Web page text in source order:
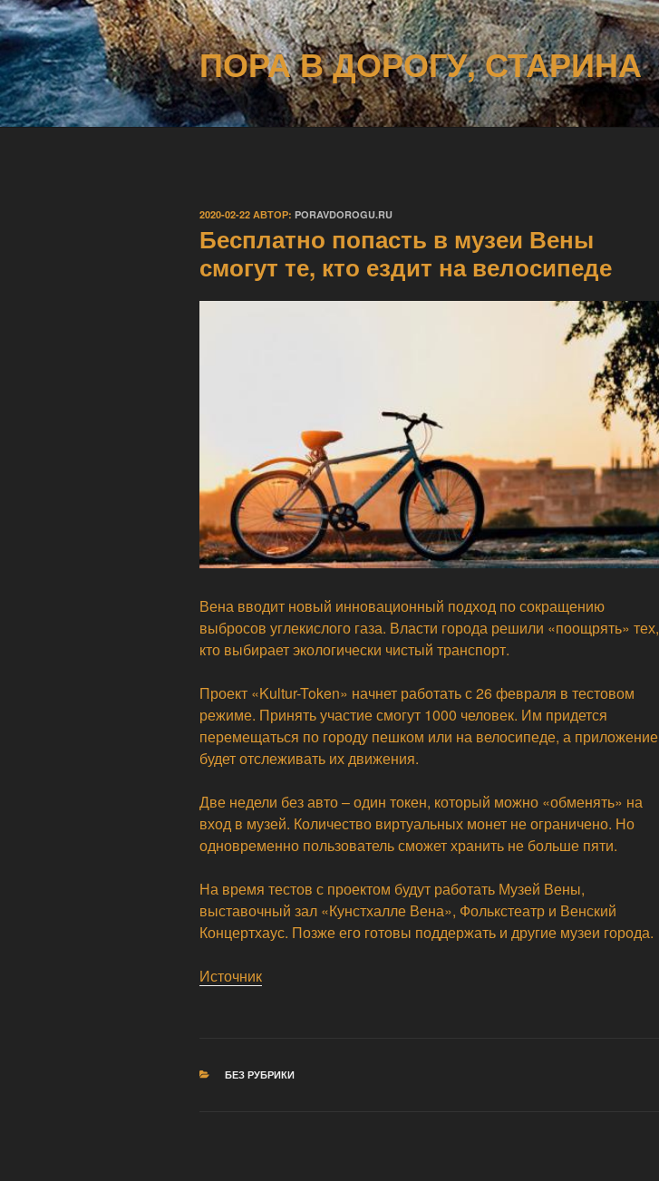
Перейти
к
содержимому
ПОРА В ДОРОГУ, СТАРИНА
ОПУБЛИКОВАНО
2020-02-22 АВТОР: PORAVDOROGU.RU
Бесплатно попасть в музеи Вены
смогут те, кто ездит на велосипеде
Вена вводит новый инновационный подход по сокращению
выбросов углекислого газа. Власти города решили «поощрять» тех,
кто выбирает экологически чистый транспорт.
Проект «Kultur-Token» начнет работать с 26 февраля в тестовом
режиме. Принять участие смогут 1000 человек. Им придется
перемещаться по городу пешком или на велосипеде, а приложение
будет отслеживать их движения.
Две недели без авто – один токен, который можно «обменять» на
вход в музей. Количество виртуальных монет не ограничено. Но
одновременно пользователь сможет хранить не больше пяти.
На время тестов с проектом будут работать Музей Вены,
выставочный зал «Кунстхалле Вена», Фолькстеатр и Венский
Концертхаус. Позже его готовы поддержать и другие музеи города.
Источник
РУБРИКИ
БЕЗ РУБРИКИ